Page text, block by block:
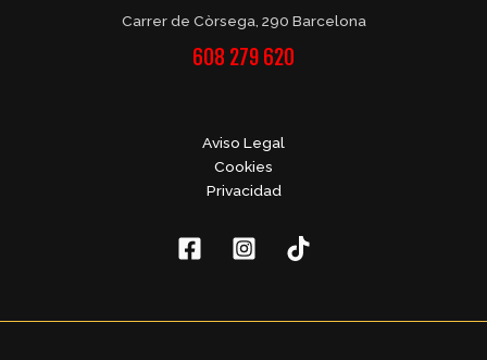
Carrer de Còrsega, 290 Barcelona
608 279 620
Aviso Legal
Cookies
Privacidad